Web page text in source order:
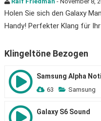
Holen Sie sich den Galaxy
Handy! Perfekter Klang für
Klingeltöne Bezogen
Samsung Alpha
63 Samsung
Galaxy S6 Sound